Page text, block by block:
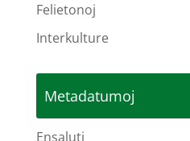
Felietonoj
Interkulture
Metadatumoj
Ensaluti